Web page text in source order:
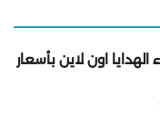
اون لاين بأسعار